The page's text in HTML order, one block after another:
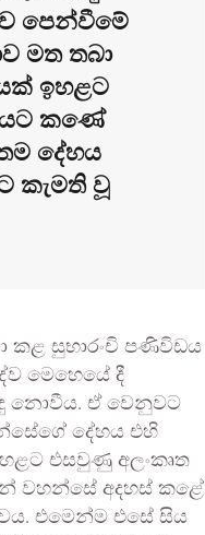
පෙන්වීමේ
මත තබා
ඉහළට
කණේ
දේහය
කැමති වූ
කළ සුභාරංචි පණිවිඩය
මෙහෙයේ දී
නොවීය. ඒ වෙනුවට
දේහය එහි
එසවුණු අලංකෘත
වහන්සේ අදහස් කළේ
එමෙන්ම එසේ සිය